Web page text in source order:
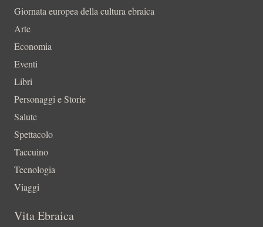
Giornata europea della cultura ebraica
Arte
Economia
Eventi
Libri
Personaggi e Storie
Salute
Spettacolo
Taccuino
Tecnologia
Viaggi
Vita Ebraica